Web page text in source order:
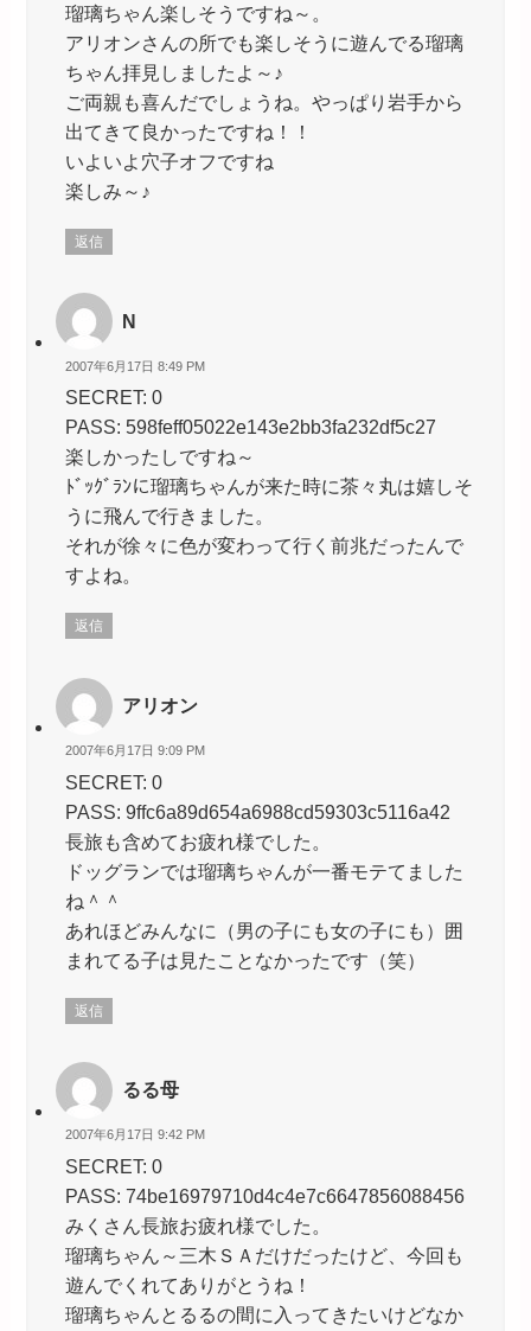
瑠璃ちゃん楽しそうですね～。
アリオンさんの所でも楽しそうに遊んでる瑠璃
ちゃん拝見しましたよ～♪
ご両親も喜んだでしょうね。やっぱり岩手から
出てきて良かったですね！！
いよいよ穴子オフですね
楽しみ～♪
返信
N
2007年6月17日 8:49 PM
SECRET: 0
PASS: 598feff05022e143e2bb3fa232df5c27
楽しかったしですね～
ﾄﾞｯｸﾞﾗﾝに瑠璃ちゃんが来た時に茶々丸は嬉しそ
うに飛んで行きました。
それが徐々に色が変わって行く前兆だったんで
すよね。
返信
アリオン
2007年6月17日 9:09 PM
SECRET: 0
PASS: 9ffc6a89d654a6988cd59303c5116a42
長旅も含めてお疲れ様でした。
ドッグランでは瑠璃ちゃんが一番モテてました
ね＾＾
あれほどみんなに（男の子にも女の子にも）囲
まれてる子は見たことなかったです（笑）
返信
るる母
2007年6月17日 9:42 PM
SECRET: 0
PASS: 74be16979710d4c4e7c6647856088456
みくさん長旅お疲れ様でした。
瑠璃ちゃん～三木ＳＡだけだったけど、今回も
遊んでくれてありがとうね！
瑠璃ちゃんとるるの間に入ってきたいけどなか